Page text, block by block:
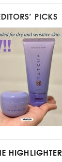
PICKS
HIGHLIGHTER